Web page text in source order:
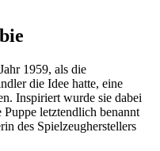
1959, als die
die Idee hatte, eine
Inspiriert wurde sie dabei
letztendlich benannt
des Spielzeugherstellers